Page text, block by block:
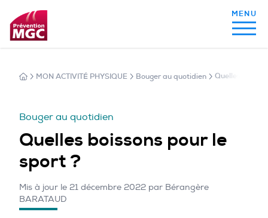
MON ALIMENTATION
MON ACTIVITÉ PHYSIQUE Bouger au quotidien Quelles
Bouger au quotidien
Quelles boissons pour le
sport ?
Mis à jour le 21 décembre 2022 par Bérangère
BARATAUD